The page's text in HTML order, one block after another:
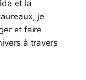
et la
je
et faire
à travers